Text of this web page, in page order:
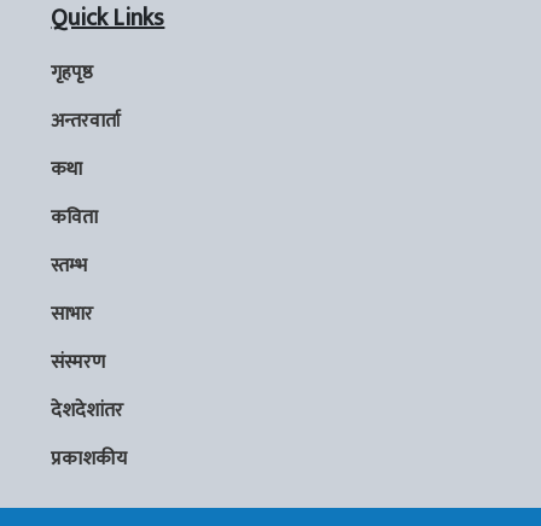
Quick Links
गृहपृष्ठ
अन्तरवार्ता
कथा
कविता
स्तम्भ
साभार
संस्मरण
देशदेशांतर
प्रकाशकीय